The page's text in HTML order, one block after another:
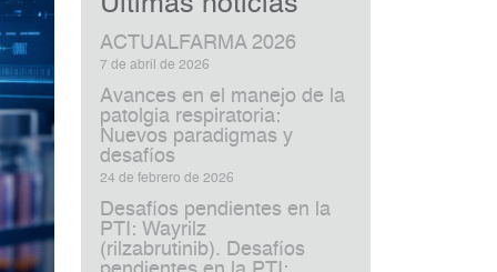
ACTUALFARMA 2026
7 de abril de 2026
Avances en el manejo de la
patolgia respiratoria:
Nuevos paradigmas y
desafíos
24 de febrero de 2026
Desafíos pendientes en la
PTI: Wayrilz
(rilzabrutinib). Desafíos